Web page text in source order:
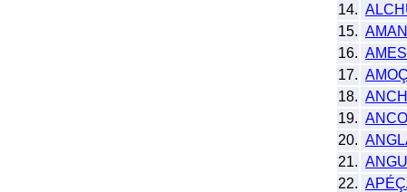
14.
15.
16.
17.
18.
19. ANCO
20.
21.
22.